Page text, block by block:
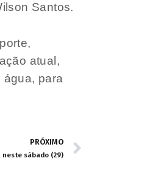
Santos.
atual,
para
PRÓXIMO
neste sábado (29)